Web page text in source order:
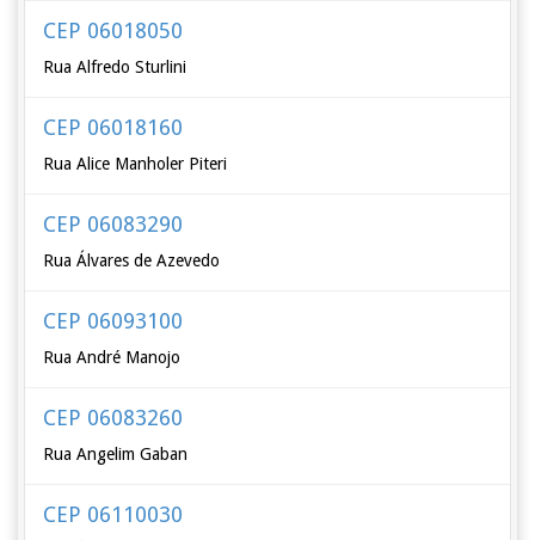
CEP 06018050
Rua Alfredo Sturlini
CEP 06018160
Rua Alice Manholer Piteri
CEP 06083290
Rua Álvares de Azevedo
CEP 06093100
Rua André Manojo
CEP 06083260
Rua Angelim Gaban
CEP 06110030